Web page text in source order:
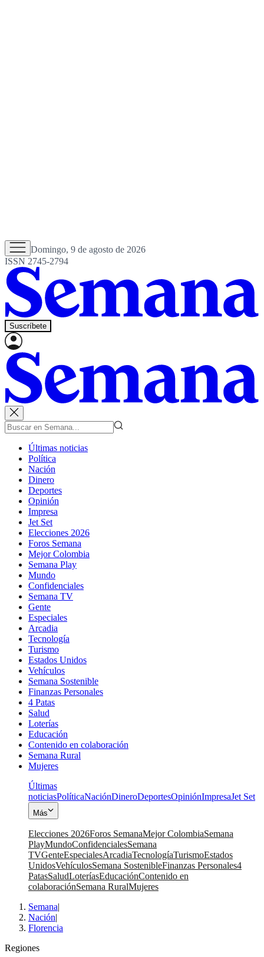
Domingo, 9 de agosto de 2026
ISSN 2745-2794
Suscríbete
Últimas noticias
Política
Nación
Dinero
Deportes
Opinión
Impresa
Jet Set
Elecciones 2026
Foros Semana
Mejor Colombia
Semana Play
Mundo
Confidenciales
Semana TV
Gente
Especiales
Arcadia
Tecnología
Turismo
Estados Unidos
Vehículos
Semana Sostenible
Finanzas Personales
4 Patas
Salud
Loterías
Educación
Contenido en colaboración
Semana Rural
Mujeres
Últimas
noticiasPolíticaNaciónDineroDeportesOpiniónImpresaJet Set
Más
Elecciones 2026Foros SemanaMejor ColombiaSemana
PlayMundoConfidencialesSemana
TVGenteEspecialesArcadiaTecnologíaTurismoEstados
UnidosVehículosSemana SostenibleFinanzas Personales4
PatasSaludLoteríasEducaciónContenido en
colaboraciónSemana RuralMujeres
Semana|
Nación|
Florencia
Regiones